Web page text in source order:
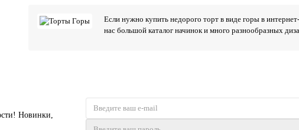
Если нужно купить недорого торт в виде горы в
нас большой каталог начинок и много разнообразных
Новинки,